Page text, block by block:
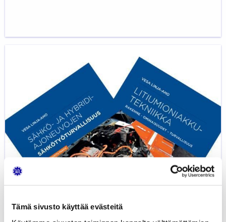
Tämä sivusto käyttää evästeitä
hybridiautojen
sähkötyöturvallisuus
-
kirjat
yhdessä
edullisemmin